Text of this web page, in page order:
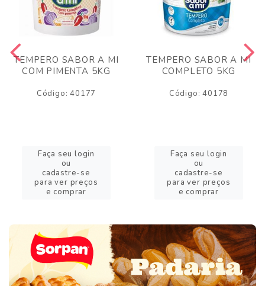
TEMPERO SABOR A MI
COM PIMENTA 5KG
Código: 40177
Faça seu login
ou
cadastre-se
para ver preços
e comprar
TEMPERO SABOR A MI
COMPLETO 5KG
Código: 40178
Faça seu login
ou
cadastre-se
para ver preços
e comprar